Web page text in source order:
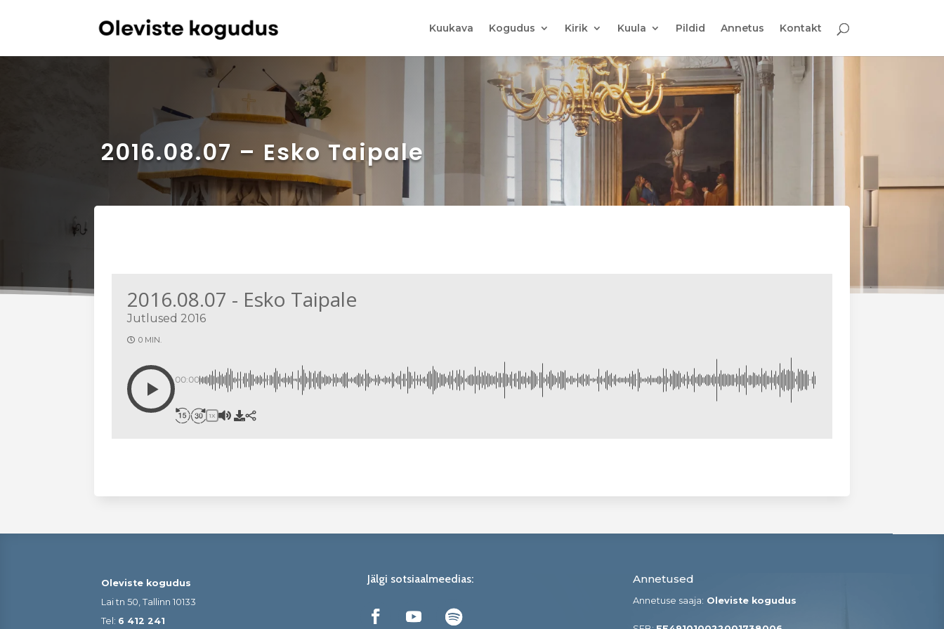
Kuukava Kogudus Kirik Kuula Pildid Annetus Kontakt
2016.08.07 – Esko Taipale
2016.08.07 - Esko Taipale
Jutlused 2016
0 MIN.
00:00
1X
Oleviste kogudus
Lai tn 50, Tallinn 10133
Tel: 6 412 241
Jälgi sotsiaalmeedias: Annetused
Annetuse saaja: Oleviste kogudus